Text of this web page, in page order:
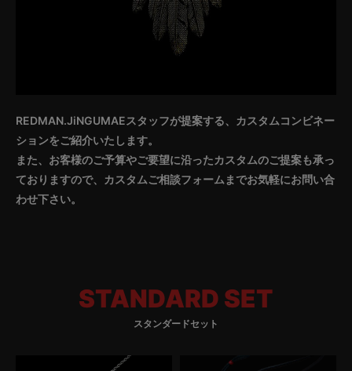
REDMAN.JiNGUMAEスタッフが提案する、カスタムコンビネー
ションをご紹介いたします。
また、お客様のご予算やご要望に沿ったカスタムのご提案も承っ
ておりますので、カスタムご相談フォームまでお気軽にお問い合
わせ下さい。
STANDARD SET
スタンダードセット